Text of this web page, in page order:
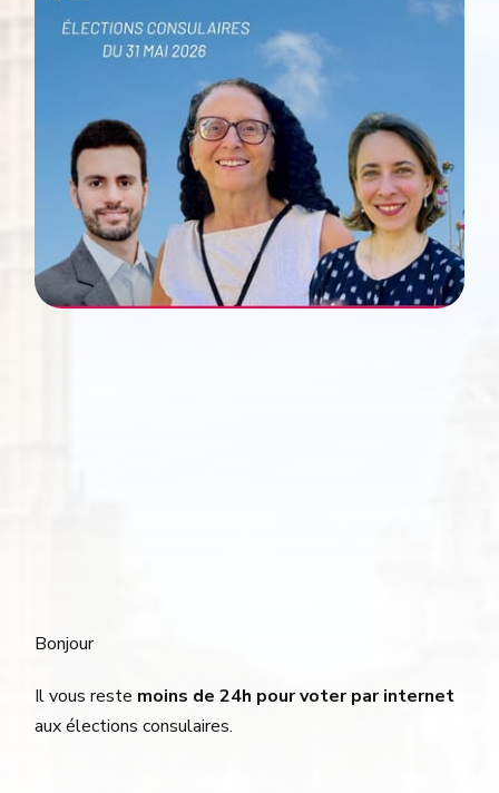
Bonjour
Il vous reste moins de 24h pour voter par internet
aux élections consulaires.